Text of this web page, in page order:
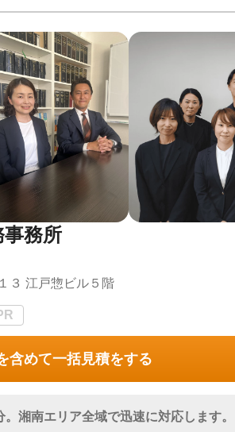
の交渉を弁護士に任せ、負担を大きく軽減で
ら、遺言執行、遺産分割の紛争解決など相続
す。
ることが困難な場合が多いです。そのような
進めると、家族関係の悪化にもつながりかね
入させることで冷静な話し合いが可能となり
バイスを提供し、当事者間の不満を解消する
る前に弁護士に相談することが大切です。
も多く、ご相談者様のご希望に沿った遺言書
自身の希望を伝えると同時に、大切なご家族
様のご希望を踏まえたうえで、遺言書に盛り
士業にくわえ、不動産業界やファイナンシャ
業種の専門家との連携体制を整えています。
トップでスピーディーな対応が可能です。
談にも対応可能です。
務所
３ 江戸惣ビル５階
含めて一括見積をする
湘南エリア全域で迅速に対応します。